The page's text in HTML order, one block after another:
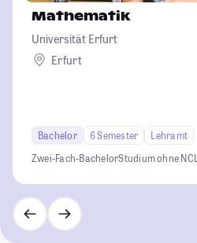
Mathematik
Universität Erfurt
Erfurt
Bachelor 6 Semester
Lehramt
Zwei-Fach-BachelorStudium ohne NC